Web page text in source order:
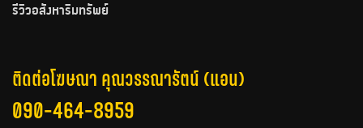
รีวิวอสังหาริมทรัพย์
ติดต่อโฆษณา คุณวรรณารัตน์ (แอน)
090-464-8959